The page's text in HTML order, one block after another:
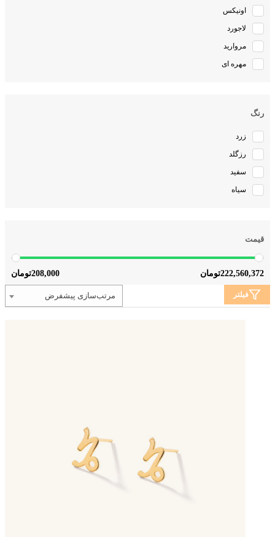
اونیکس
لاجورد
مروارید
مهره ای
رنگ
زرد
رزگلد
سفید
سیاه
قیمت
208,000تومان 222,560,372تومان
مرتب‌سازی پیشفرض فیلتر